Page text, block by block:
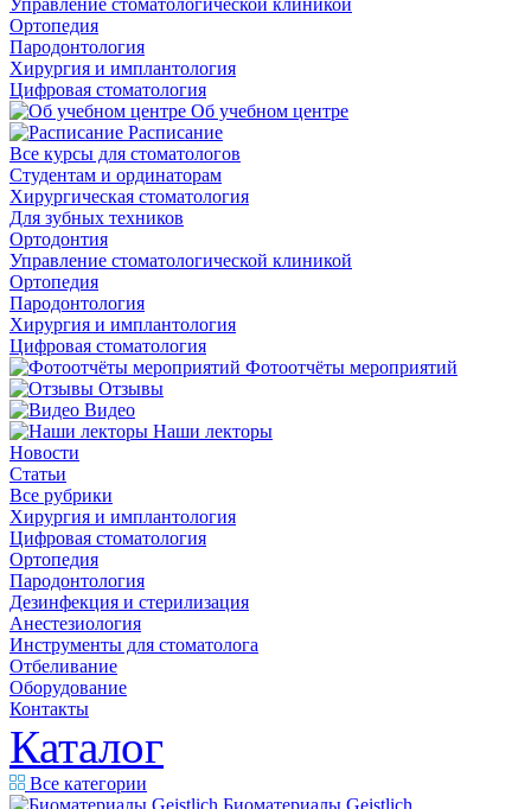
Управление стоматологической клиникой
Ортопедия
Пародонтология
Хирургия и имплантология
Цифровая стоматология
Об учебном центре
Расписание
Все курсы для стоматологов
Студентам и ординаторам
Хирургическая стоматология
Для зубных техников
Ортодонтия
Управление стоматологической клиникой
Ортопедия
Пародонтология
Хирургия и имплантология
Цифровая стоматология
Фотоотчёты мероприятий
Отзывы
Видео
Наши лекторы
Новости
Статьи
Все рубрики
Хирургия и имплантология
Цифровая стоматология
Ортопедия
Пародонтология
Дезинфекция и стерилизация
Анестезиология
Инструменты для стоматолога
Отбеливание
Оборудование
Контакты
Каталог
Все категории